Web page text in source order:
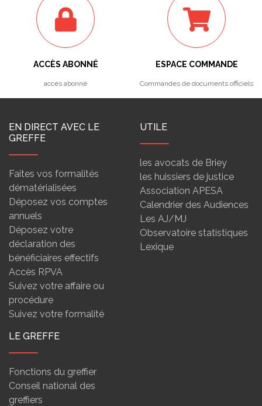
ACCÈS ABONNÉ
accès abonné
ESPACE COMMANDE
Commandes de documents officiels
EN DIRECT AVEC LE
GREFFE
Faites vos formalités
dématérialisées
Déposez vos comptes
annuels
Déposez votre
déclaration des
bénéficiaires effectifs
Accès RPVA
Suivez votre affaire ou
procédure
Suivez votre formalité
UTILE
les avocats de Briey
les huissiers de justice
Association APESA
Calendrier des Audiences
Les AJ/MJ
Observatoire statistiques
Lexique
LE GREFFE
Fonctions du greffier
Conseil national des
greffiers